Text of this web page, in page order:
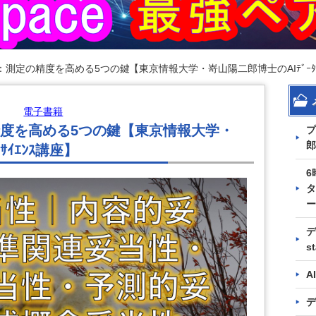
測定の精度を高める5つの鍵【東京情報大学・嵜山陽二郎博士のAIﾃﾞｰ
電子書籍
を高める5つの鍵【東京情報大学・
ｴﾝｽ講座】
6